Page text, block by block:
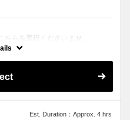
ちらを選択くださいませ。
。
いたします。
Est. Duration：Approx. 4 hrs